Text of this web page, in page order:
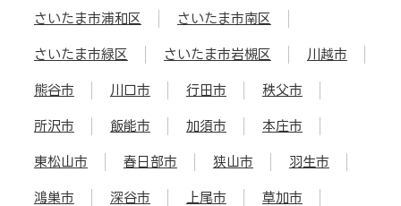
さいたま市浦和区 さいたま市南区
さいたま市緑区 さいたま市岩槻区 川越市
熊谷市 川口市 行田市 秩父市
所沢市 飯能市 加須市 本庄市
東松山市 春日部市 狭山市 羽生市
鴻巣市 深谷市 上尾市 草加市